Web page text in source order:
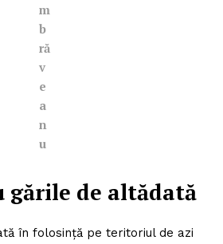
m
b
ră
v
e
a
n
u
gările de altădată
în folosinţă pe teritoriul de azi